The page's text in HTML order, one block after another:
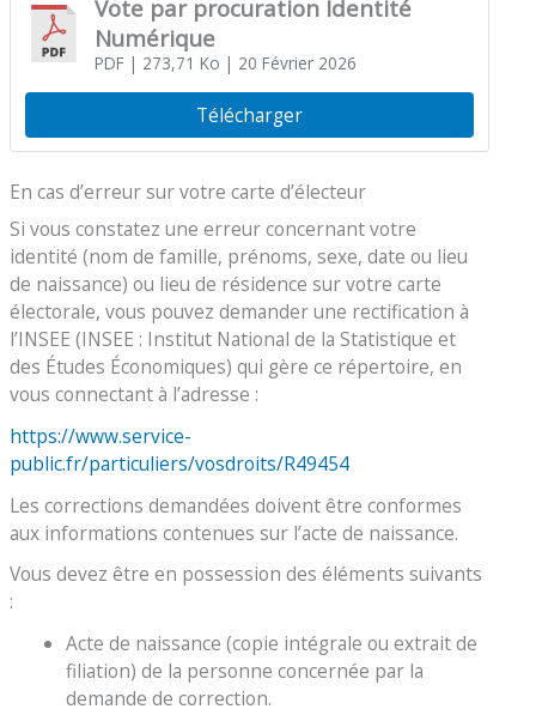
Vote par procuration Identité
Numérique
PDF| 273,71 Ko | 20 Février 2026
Télécharger
En cas d’erreur sur votre carte d’électeur
Si vous constatez une erreur concernant votre
identité (nom de famille, prénoms, sexe, date ou lieu
de naissance) ou lieu de résidence sur votre carte
électorale, vous pouvez demander une rectification à
l’INSEE (INSEE : Institut National de la Statistique et
des Études Économiques) qui gère ce répertoire, en
vous connectant à l’adresse :
https://www.service-
public.fr/particuliers/vosdroits/R49454
Les corrections demandées doivent être conformes
aux informations contenues sur l’acte de naissance.
Vous devez être en possession des éléments suivants
:
Acte de naissance (copie intégrale ou extrait de
filiation) de la personne concernée par la
demande de correction.